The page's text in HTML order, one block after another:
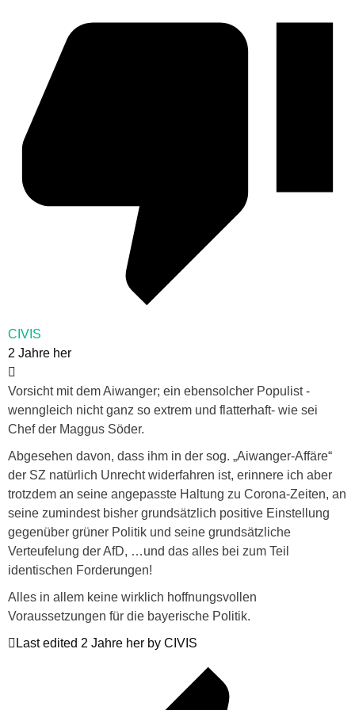
CIVIS
2 Jahre her
Vorsicht mit dem Aiwanger; ein ebensolcher Populist -
wenngleich nicht ganz so extrem und flatterhaft- wie sei
Chef der Maggus Söder.
Abgesehen davon, dass ihm in der sog. „Aiwanger-Affäre“
der SZ natürlich Unrecht widerfahren ist, erinnere ich aber
trotzdem an seine angepasste Haltung zu Corona-Zeiten, an
seine zumindest bisher grundsätzlich positive Einstellung
gegenüber grüner Politik und seine grundsätzliche
Verteufelung der AfD, …und das alles bei zum Teil
identischen Forderungen!
Alles in allem keine wirklich hoffnungsvollen
Voraussetzungen für die bayerische Politik.
Last edited 2 Jahre her by CIVIS